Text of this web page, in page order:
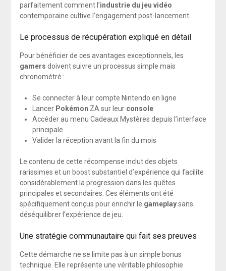
parfaitement comment l’industrie du jeu vidéo
contemporaine cultive l’engagement post-lancement.
Le processus de récupération expliqué en détail
Pour bénéficier de ces avantages exceptionnels, les
gamers doivent suivre un processus simple mais
chronométré :
Se connecter à leur compte Nintendo en ligne
Lancer Pokémon ZA sur leur console
Accéder au menu Cadeaux Mystères depuis l’interface
principale
Valider la réception avant la fin du mois
Le contenu de cette récompense inclut des objets
rarissimes et un boost substantiel d’expérience qui facilite
considérablement la progression dans les quêtes
principales et secondaires. Ces éléments ont été
spécifiquement conçus pour enrichir le gameplaysans
déséquilibrer l’expérience de jeu.
Une stratégie communautaire qui fait ses preuves
Cette démarche ne se limite pas à un simple bonus
technique. Elle représente une véritable philosophie